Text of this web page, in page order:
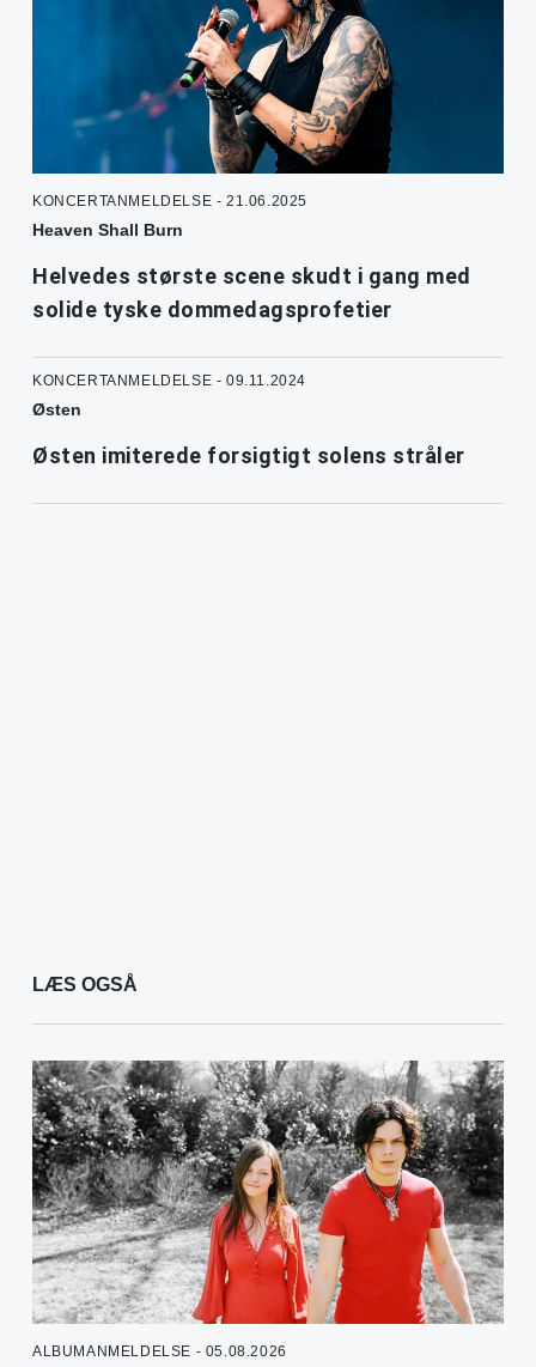
KONCERTANMELDELSE - 21.06.2025
Heaven Shall Burn
Helvedes største scene skudt i gang med
solide tyske dommedagsprofetier
KONCERTANMELDELSE - 09.11.2024
Østen
Østen imiterede forsigtigt solens stråler
LÆS OGSÅ
ALBUMANMELDELSE - 05.08.2026